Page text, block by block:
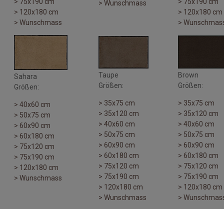
> 120x180 cm
> Wunschmass
> Wunschmass
> 120x180 cm
>
Sahara
Größen:
> 40x60 cm
> 50x75 cm
> 60x90 cm
> 60x180 cm
> 75x120 cm
> 75x190 cm
> 120x180 cm
> Wunschmass
Taupe
Größen:
> 35x75 cm
> 35x120 cm
> 40x60 cm
> 50x75 cm
> 60x90 cm
> 60x180 cm
> 75x120 cm
> 75x190 cm
> 120x180 cm
> Wunschmass
Brown
Größen:
> 35x75 cm
> 35x120 cm
> 40x60 cm
> 50x75 cm
> 60x90 cm
> 60x180 cm
> 75x120 cm
> 75x190 cm
> 120x180 cm
>